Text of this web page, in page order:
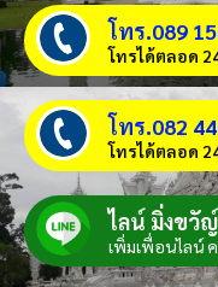
โทร.089
โทรได้ตลอด
โทร.082
โทรได้ตลอด
ไลน์ มิ่งขวัญ์
เพิ่มเพื่อนไลน์